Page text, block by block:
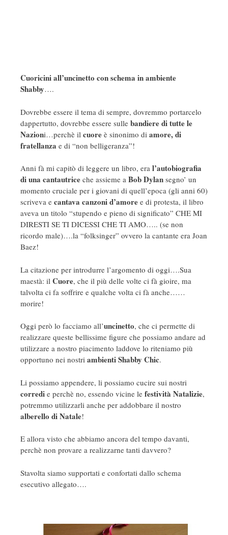
Cuoricini all’uncinetto con schema in ambiente
Shabby….
Dovrebbe essere il tema di sempre, dovremmo portarcelo
dappertutto, dovrebbe essere sulle bandiere di tutte le
Nazioni…perchè il cuore è sinonimo di amore, di
fratellanza e di “non belligeranza”!
Anni fà mi capitò di leggere un libro, era l’autobiografia
di una cantautrice che assieme a Bob Dylan segno’ un
momento cruciale per i giovani di quell’epoca (gli anni 60)
scriveva e cantava canzoni d’amore e di protesta, il libro
aveva un titolo “stupendo e pieno di significato” CHE MI
DIRESTI SE TI DICESSI CHE TI AMO….. (se non
ricordo male)….la “folksinger” ovvero la cantante era Joan
Baez!
La citazione per introdurre l’argomento di oggi….Sua
maestà: il Cuore, che il più delle volte ci fà gioire, ma
talvolta ci fa soffrire e qualche volta ci fà anche……
morire!
Oggi però lo facciamo all’uncinetto, che ci permette di
realizzare queste bellissime figure che possiamo andare ad
utilizzare a nostro piacimento laddove lo riteniamo più
opportuno nei nostri ambienti Shabby Chic.
Li possiamo appendere, li possiamo cucire sui nostri
corredi e perchè no, essendo vicine le festività Natalizie,
potremmo utilizzarli anche per addobbare il nostro
alberello di Natale!
E allora visto che abbiamo ancora del tempo davanti,
perchè non provare a realizzarne tanti davvero?
Stavolta siamo supportati e confortati dallo schema
esecutivo allegato….